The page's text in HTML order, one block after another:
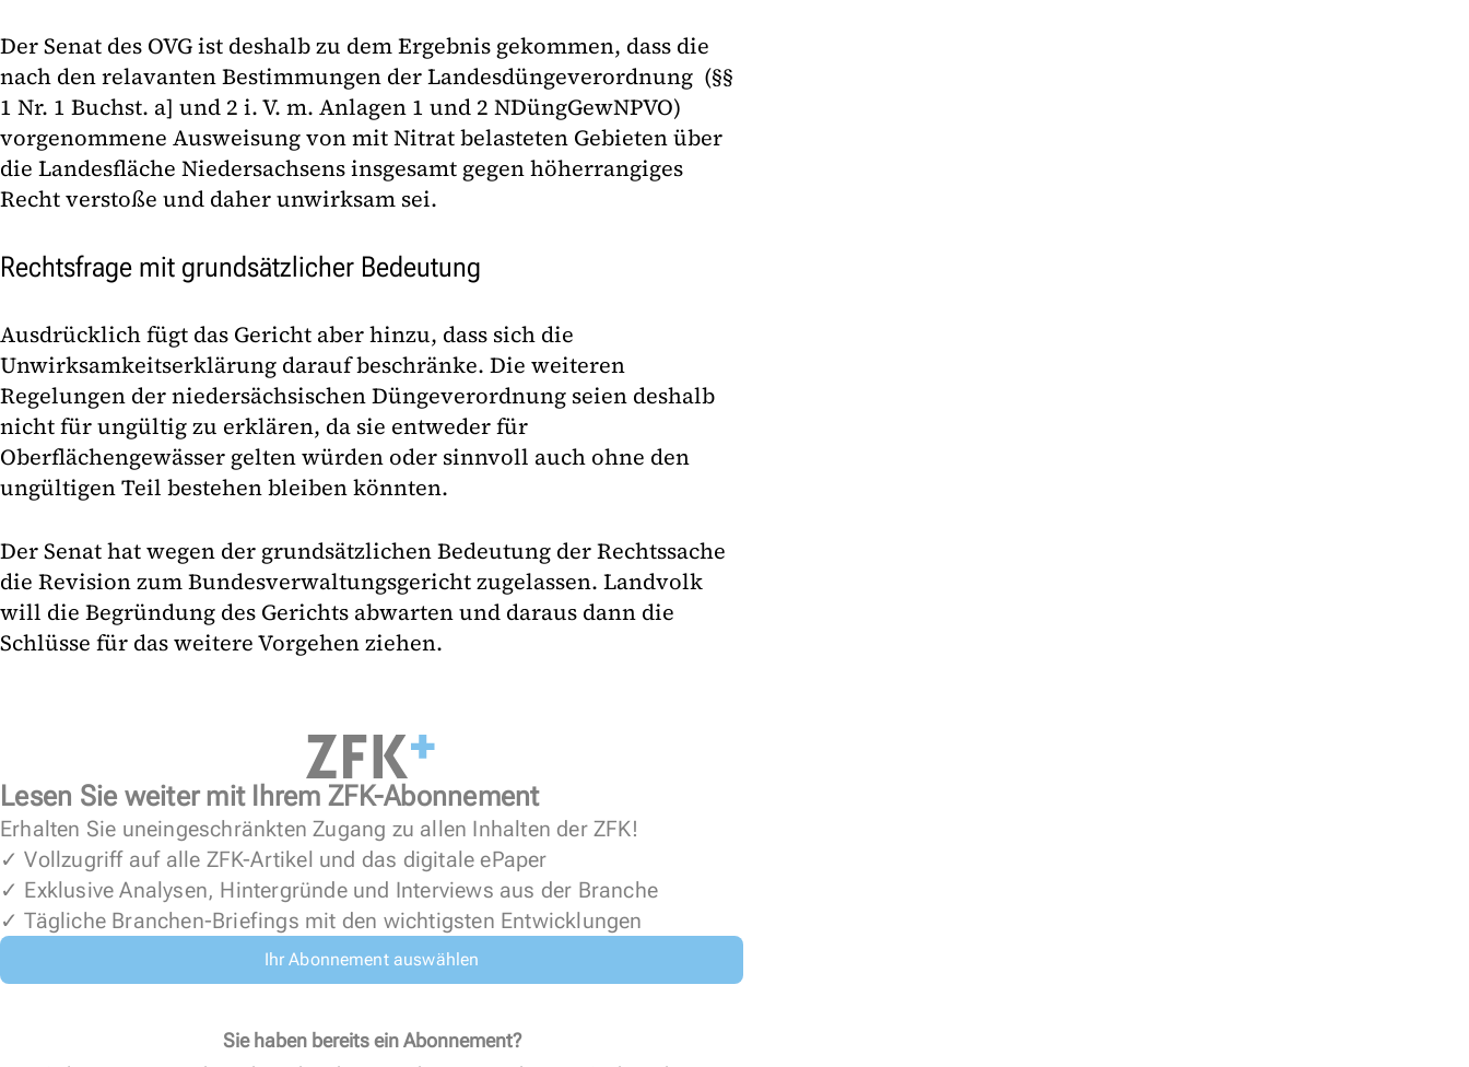
Der Senat des OVG ist deshalb zu dem Ergebnis gekommen, dass die
nach den relavanten Bestimmungen der Landesdüngeverordnung (§§
1 Nr. 1 Buchst. a] und 2 i. V. m. Anlagen 1 und 2 NDüngGewNPVO)
vorgenommene Ausweisung von mit Nitrat belasteten Gebieten über
die Landesfläche Niedersachsens insgesamt gegen höherrangiges
Recht verstoße und daher unwirksam sei.
Rechtsfrage mit grundsätzlicher Bedeutung
Ausdrücklich fügt das Gericht aber hinzu, dass sich die
Unwirksamkeitserklärung darauf beschränke. Die weiteren
Regelungen der niedersächsischen Düngeverordnung seien deshalb
nicht für ungültig zu erklären, da sie entweder für
Oberflächengewässer gelten würden oder sinnvoll auch ohne den
ungültigen Teil bestehen bleiben könnten.
Der Senat hat wegen der grundsätzlichen Bedeutung der Rechtssache
die Revision zum Bundesverwaltungsgericht zugelassen. Landvolk
will die Begründung des Gerichts abwarten und daraus dann die
Schlüsse für das weitere Vorgehen ziehen.
Lesen Sie weiter mit Ihrem ZFK-Abonnement
Erhalten Sie uneingeschränkten Zugang zu allen Inhalten der ZFK!
✓ Vollzugriff auf alle ZFK-Artikel und das digitale ePaper
✓ Exklusive Analysen, Hintergründe und Interviews aus der Branche
✓ Tägliche Branchen-Briefings mit den wichtigsten Entwicklungen
Ihr Abonnement auswählen
Sie haben bereits ein Abonnement?